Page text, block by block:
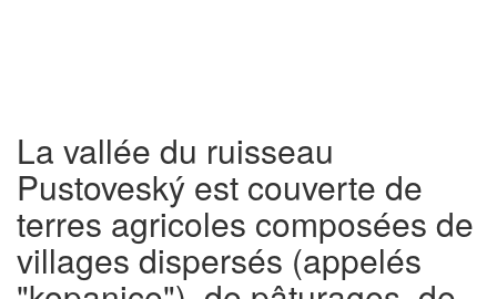
La vallée du ruisseau
Pustoveský est couverte de
terres agricoles composées de
villages dispersés (appelés